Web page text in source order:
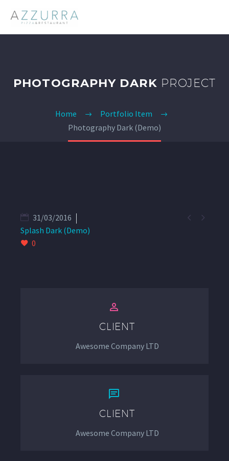
PHOTOGRAPHY DARK PROJECT
Home
Portfolio Item
Photography Dark (Demo)
 
31/03/2016
Splash Dark (Demo)
0


CLIENT
Awesome Company LTD


CLIENT
Awesome Company LTD